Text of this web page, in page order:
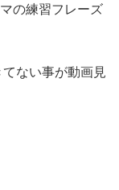
の練習フレーズ
ない事が動画見